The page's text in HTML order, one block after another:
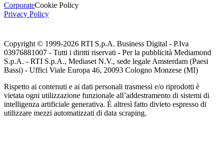
CorporateCookie Policy
Privacy Policy
Copyright © 1999-2026 RTI S.p.A. Business Digital - P.Iva
03976881007 - Tutti i diritti riservati - Per la pubblicità Mediamond
S.p.A. - RTI S.p.A., Mediaset N.V., sede legale Amsterdam (Paesi
Bassi) - Uffici Viale Europa 46, 20093 Cologno Monzese (MI)
Rispetto ai contenuti e ai dati personali trasmessi e/o riprodotti è
vietata ogni utilizzazione funzionale all’addestramento di sistemi di
intelligenza artificiale generativa. È altresì fatto divieto espresso di
utilizzare mezzi automatizzati di data scraping.